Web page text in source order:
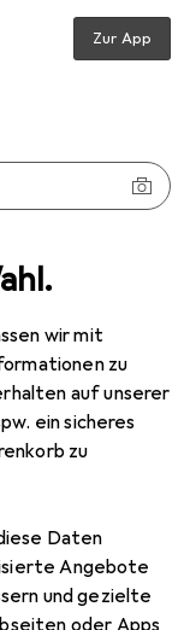
wir mit
zu
auf unserer
ein sicheres
zu
Daten
Angebote
und gezielte
oder Apps
Zur App
in Tasche mit Herz